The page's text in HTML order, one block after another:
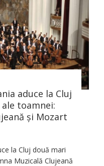
aduce la Cluj
toamnei:
și Mozart
la Cluj două mari
Muzicală Clujeană